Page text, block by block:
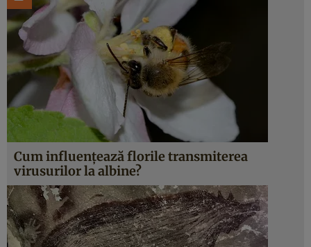
Cum influențează florile transmiterea
virusurilor la albine?